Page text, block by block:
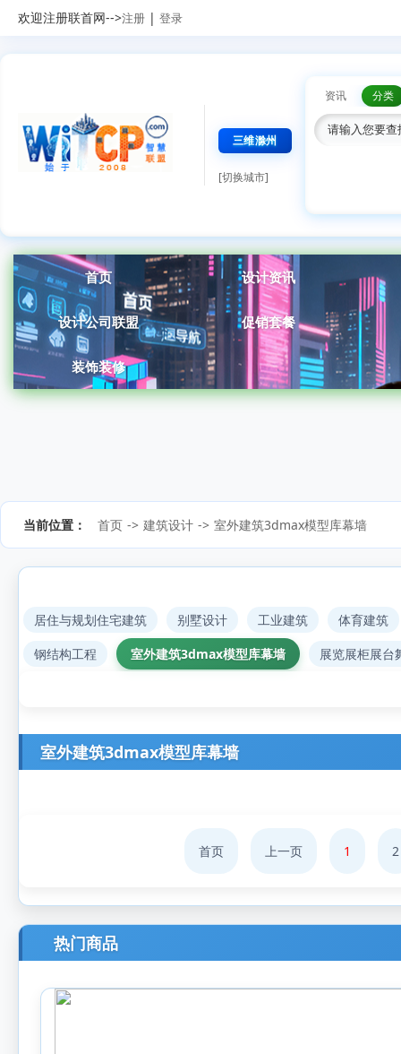
欢迎注册联首网-->注册 | 登录
三维滁州
[切换城市]
资讯 分类
首页 设计资讯
设计公司联盟 促销套餐
装饰装修
当前位置： 首页 -> 建筑设计 -> 室外建筑3dmax模型库幕墙
居住与规划住宅建筑 别墅设计 工业建筑
体育建筑
钢结构工程
室外建筑3dmax模型库幕墙 展览展柜展台
室外建筑3dmax模型库幕墙
首页 上一页 1 2
热门商品